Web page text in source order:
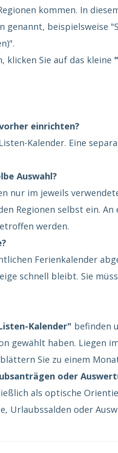
kommen. In
genannt, beispielsweise
klicken Sie auf das kleine
einrichten?
Kalender. Eine
Auswahl?
nur im jeweils
Regionen selbst ein.
werden.
Ferienkalender
schnell bleibt. Sie
Kalender" befinden
gewählt haben. Liegen
Sie zu einem
oder
als optische
Urlaubssalden oder